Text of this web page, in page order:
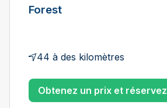
Forest
44 à des kilomètres
Obtenez un prix et réservez